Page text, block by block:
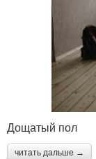
Дощатый пол
читать дальше →